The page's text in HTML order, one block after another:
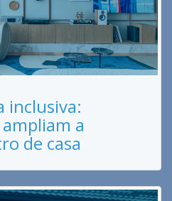
inclusiva:
a
de casa